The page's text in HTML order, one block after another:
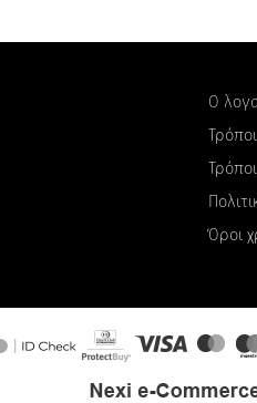
Ο
Όροι